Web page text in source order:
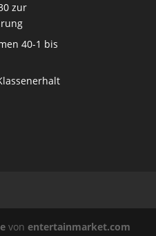
zur
40-1 bis
vonentertainmarket.com